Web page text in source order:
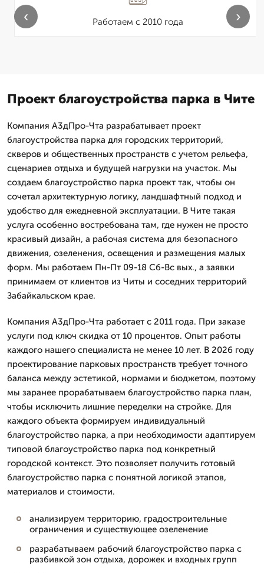
Работаем с 2010 года
‹ ›
Проект благоустройства парка в Чите
Компания А3дПро-Чта разрабатывает проект
благоустройства парка для городских территорий,
скверов и общественных пространств с учетом рельефа,
сценариев отдыха и будущей нагрузки на участок. Мы
создаем благоустройство парка проект так, чтобы он
сочетал архитектурную логику, ландшафтный подход и
удобство для ежедневной эксплуатации. В Чите такая
услуга особенно востребована там, где нужен не просто
красивый дизайн, а рабочая система для безопасного
движения, озеленения, освещения и размещения малых
форм. Мы работаем Пн-Пт 09-18 Сб-Вс вых., а заявки
принимаем от клиентов из Читы и соседних территорий
Забайкальском крае.
Компания А3дПро-Чта работает с 2011 года. При заказе
услуги под ключ скидка от 10 процентов. Опыт работы
каждого нашего специалиста не менее 10 лет. В 2026 году
проектирование парковых пространств требует точного
баланса между эстетикой, нормами и бюджетом, поэтому
мы заранее прорабатываем благоустройство парка план,
чтобы исключить лишние переделки на стройке. Для
каждого объекта формируем индивидуальный
благоустройство парка, а при необходимости адаптируем
типовой благоустройство парка под конкретный
городской контекст. Это позволяет получить готовый
благоустройство парка с понятной логикой этапов,
материалов и стоимости.
анализируем территорию, градостроительные
ограничения и существующее озеленение
разрабатываем рабочий благоустройство парка с
разбивкой зон отдыха, дорожек и входных групп